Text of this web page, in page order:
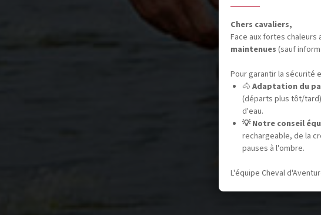
Chers cavaliers,
Face aux fortes chaleurs
maintenues (sauf
Pour garantir la sécurité
🐴 Adaptation du
(départs plus tôt/
d'eau.
💡 Notre conseil
rechargeable, de la
pauses à l'ombre.
L'équipe Cheval